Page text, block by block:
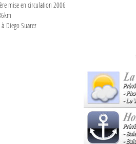
mise en circulation 2006
Diego Suarez